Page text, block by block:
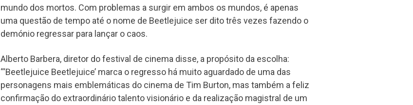
mundo dos mortos. Com problemas a surgir em ambos os mundos, é apenas
uma questão de tempo até o nome de Beetlejuice ser dito três vezes fazendo o
demónio regressar para lançar o caos.
Alberto Barbera, diretor do festival de cinema disse, a propósito da escolha:
“‘Beetlejuice Beetlejuice’ marca o regresso há muito aguardado de uma das
personagens mais emblemáticas do cinema de Tim Burton, mas também a feliz
confirmação do extraordinário talento visionário e da realização magistral de um